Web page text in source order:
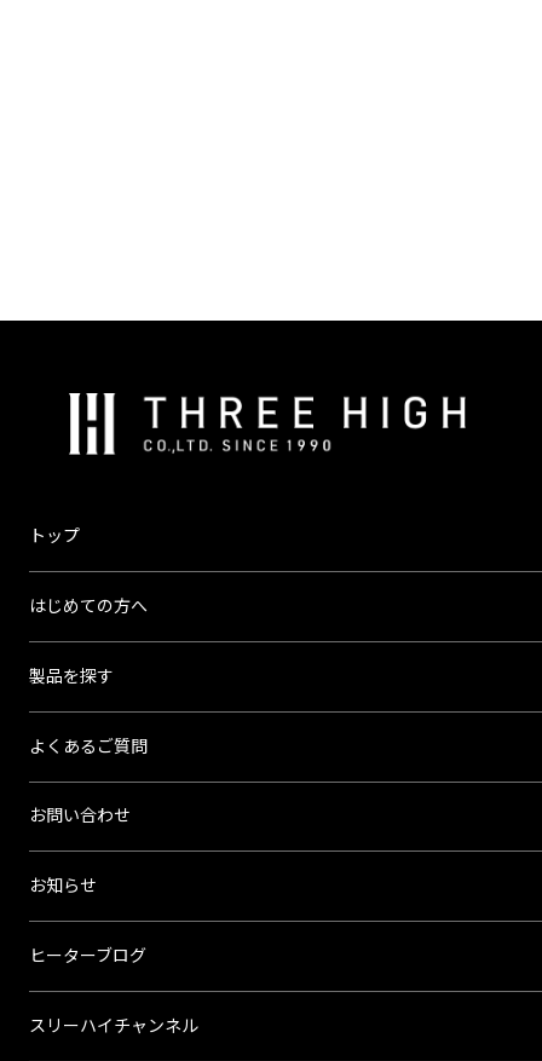
式
ス
ハ
イ
トップ
はじめての方へ
製品を探す
よくあるご質問
お問い合わせ
お知らせ
ヒーターブログ
スリーハイチャンネル